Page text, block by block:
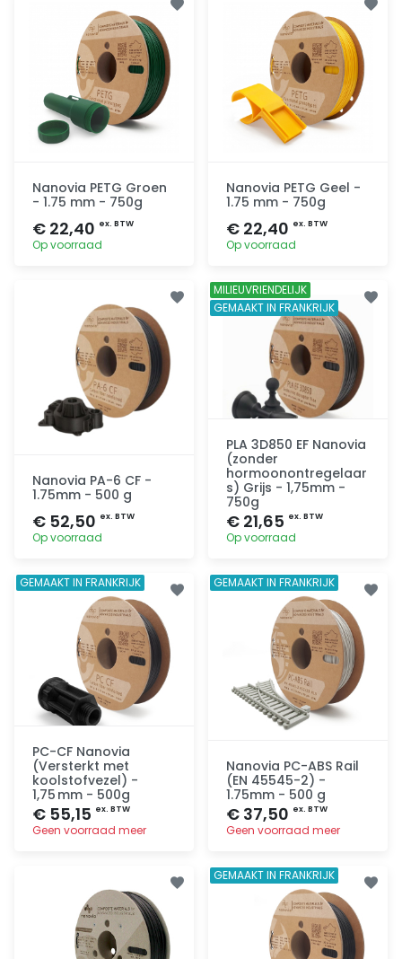
Nanovia PETG Groen
- 1.75 mm - 750g
€ 22,40 ex. BTW
Op voorraad
Nanovia PETG Geel -
1.75 mm - 750g
€ 22,40 ex. BTW
Op voorraad
Toevoegen
Nanovia PA-6 CF -
1.75mm - 500 g
€ 52,50 ex. BTW
Op voorraad
Toevoegen
PLA 3D850 EF Nanovia
(zonder
hormoonontregelaar
s) Grijs - 1,75mm -
750g
€ 21,65 ex. BTW
Op voorraad
Toevoegen
MILIEUVRIENDELIJK
GEMAAKT IN FRANKRIJK
PC-CF Nanovia
(Versterkt met
koolstofvezel) -
1,75 mm - 500g
€ 55,15 ex. BTW
Geen voorraad meer
GEMAAKT IN FRANKRIJK
Nanovia PC-ABS Rail
(EN 45545-2) -
1.75mm - 500 g
€ 37,50 ex. BTW
Geen voorraad meer
Toevoegen
GEMAAKT IN FRANKRIJK
GEMAAKT IN FRANKRIJK